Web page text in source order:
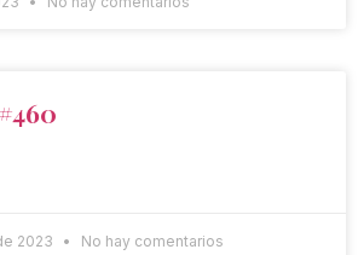
2023 No hay comentarios